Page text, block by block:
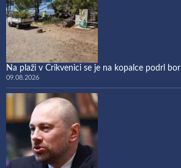
Na plaži v Crikvenici se je na kopalce podrl bor
09.08.2026